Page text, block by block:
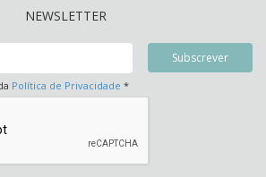
NEWSLETTER
Política de Privacidade *